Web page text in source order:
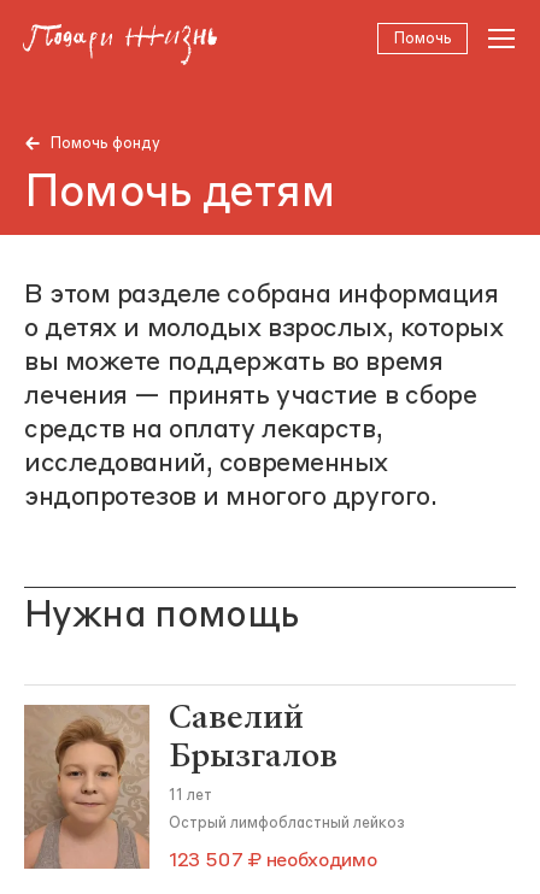
Помочь
Помочь фонду
Помочь детям
В этом разделе собрана информация
о детях и молодых взрослых, которых
вы можете поддержать во время
лечения — принять участие в сборе
средств на оплату лекарств,
исследований, современных
эндопротезов и многого другого.
Нужна помощь
Савелий
Брызгалов
11 лет
Острый лимфобластный лейкоз
123 507 ₽ необходимо